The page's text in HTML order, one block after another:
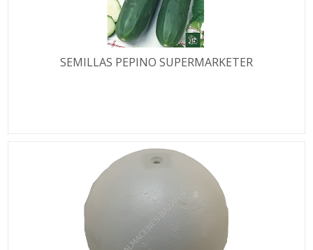
SEMILLAS PEPINO SUPERMARKETER